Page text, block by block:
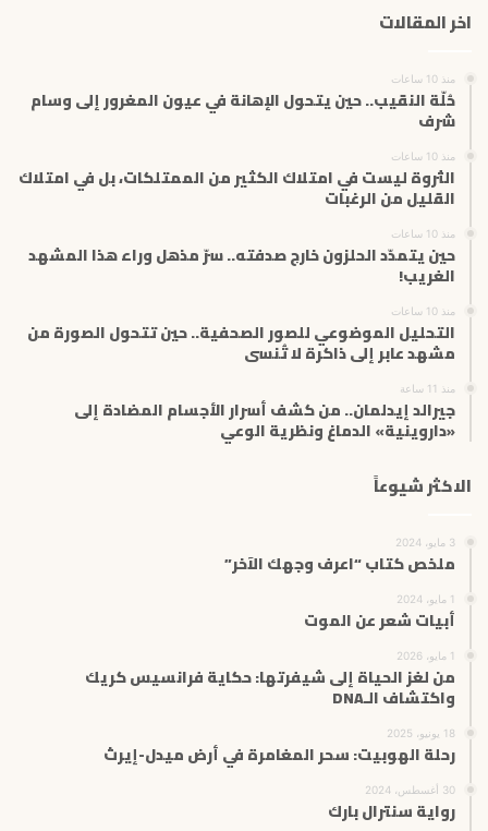
ا
ر
ي
اخر المقالات
منذ 10 ساعات
حُلّة النقيب.. حين يتحول الإهانة في عيون المغرور إلى وسام
شرف
منذ 10 ساعات
الثروة ليست في امتلاك الكثير من الممتلكات، بل في امتلاك
القليل من الرغبات
منذ 10 ساعات
حين يتمدّد الحلزون خارج صدفته.. سرّ مذهل وراء هذا المشهد
الغريب!
منذ 10 ساعات
التحليل الموضوعي للصور الصحفية.. حين تتحول الصورة من
مشهد عابر إلى ذاكرة لا تُنسى
منذ 11 ساعة
جيرالد إيدلمان.. من كشف أسرار الأجسام المضادة إلى
«داروينية» الدماغ ونظرية الوعي
الاكثر شيوعاً
3 مايو، 2024
ملخص كتاب “اعرف وجهك الآخر”
1 مايو، 2024
أبيات شعر عن الموت
1 مايو، 2026
من لغز الحياة إلى شيفرتها: حكاية فرانسيس كريك
واكتشاف الـDNA
18 يونيو، 2025
رحلة الهوبيت: سحر المغامرة في أرض ميدل-إيرث
30 أغسطس، 2024
رواية سنترال بارك